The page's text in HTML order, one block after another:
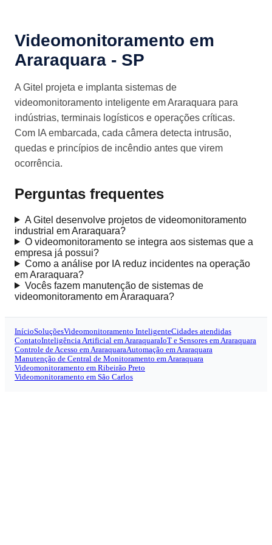
Videomonitoramento em
Araraquara - SP
A Gitel projeta e implanta sistemas de
videomonitoramento inteligente em Araraquara para
indústrias, terminais logísticos e operações críticas.
Com IA embarcada, cada câmera detecta intrusão,
quedas e princípios de incêndio antes que virem
ocorrência.
Perguntas frequentes
A Gitel desenvolve projetos de videomonitoramento
industrial em Araraquara?
O videomonitoramento se integra aos sistemas que a
empresa já possui?
Como a análise por IA reduz incidentes na operação
em Araraquara?
Vocês fazem manutenção de sistemas de
videomonitoramento em Araraquara?
InícioSoluçõesVideomonitoramento InteligenteCidades atendidas
ContatoInteligência Artificial em AraraquaraIoT e Sensores em Araraquara
Controle de Acesso em AraraquaraAutomação em Araraquara
Manutenção de Central de Monitoramento em Araraquara
Videomonitoramento em Ribeirão Preto
Videomonitoramento em São Carlos